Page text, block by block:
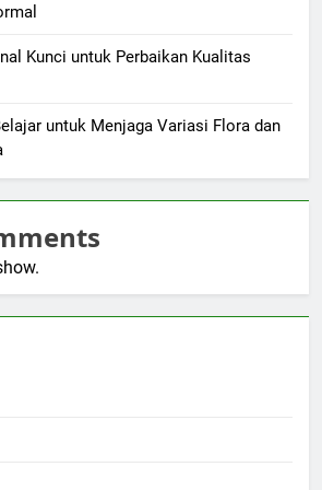
Kunci untuk Perbaikan Kualitas
untuk Menjaga Variasi Flora dan